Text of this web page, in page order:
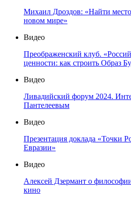
Михаил Дроздов: «Найти место
новом мире»
Видео
Преображенский клуб.
ценности: как строить Образ
Видео
Ливадийский форум 2024.
Пантелеевым
Видео
Презентация доклада «Точки
Евразии»
Видео
Алексей Дзермант о
кино